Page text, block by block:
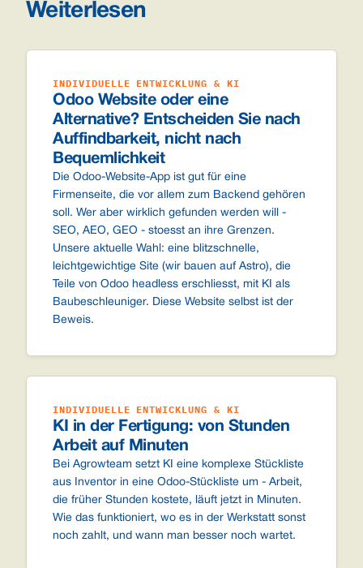
Weiterlesen
INDIVIDUELLE ENTWICKLUNG & KI
Odoo Website oder eine
Alternative? Entscheiden Sie nach
Auffindbarkeit, nicht nach
Bequemlichkeit
Die Odoo-Website-App ist gut für eine
Firmenseite, die vor allem zum Backend gehören
soll. Wer aber wirklich gefunden werden will -
SEO, AEO, GEO - stoesst an ihre Grenzen.
Unsere aktuelle Wahl: eine blitzschnelle,
leichtgewichtige Site (wir bauen auf Astro), die
Teile von Odoo headless erschliesst, mit KI als
Baubeschleuniger. Diese Website selbst ist der
Beweis.
INDIVIDUELLE ENTWICKLUNG & KI
KI in der Fertigung: von Stunden
Arbeit auf Minuten
Bei Agrowteam setzt KI eine komplexe Stückliste
aus Inventor in eine Odoo-Stückliste um - Arbeit,
die früher Stunden kostete, läuft jetzt in Minuten.
Wie das funktioniert, wo es in der Werkstatt sonst
noch zahlt, und wann man besser noch wartet.